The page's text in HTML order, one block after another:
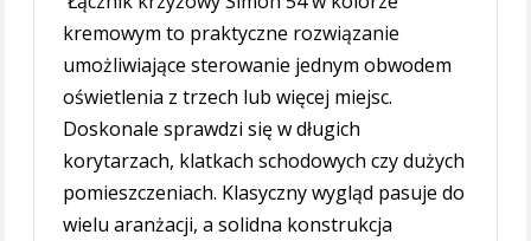
kremowym to praktyczne rozwiązanie
umożliwiające sterowanie jednym obwodem
oświetlenia z trzech lub więcej miejsc.
Doskonale sprawdzi się w długich
korytarzach, klatkach schodowych czy dużych
pomieszczeniach. Klasyczny wygląd pasuje do
wielu aranżacji, a solidna konstrukcja